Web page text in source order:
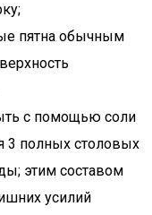
пятна обычным
с помощью соли
3 полных столовых
этим составом
усилий